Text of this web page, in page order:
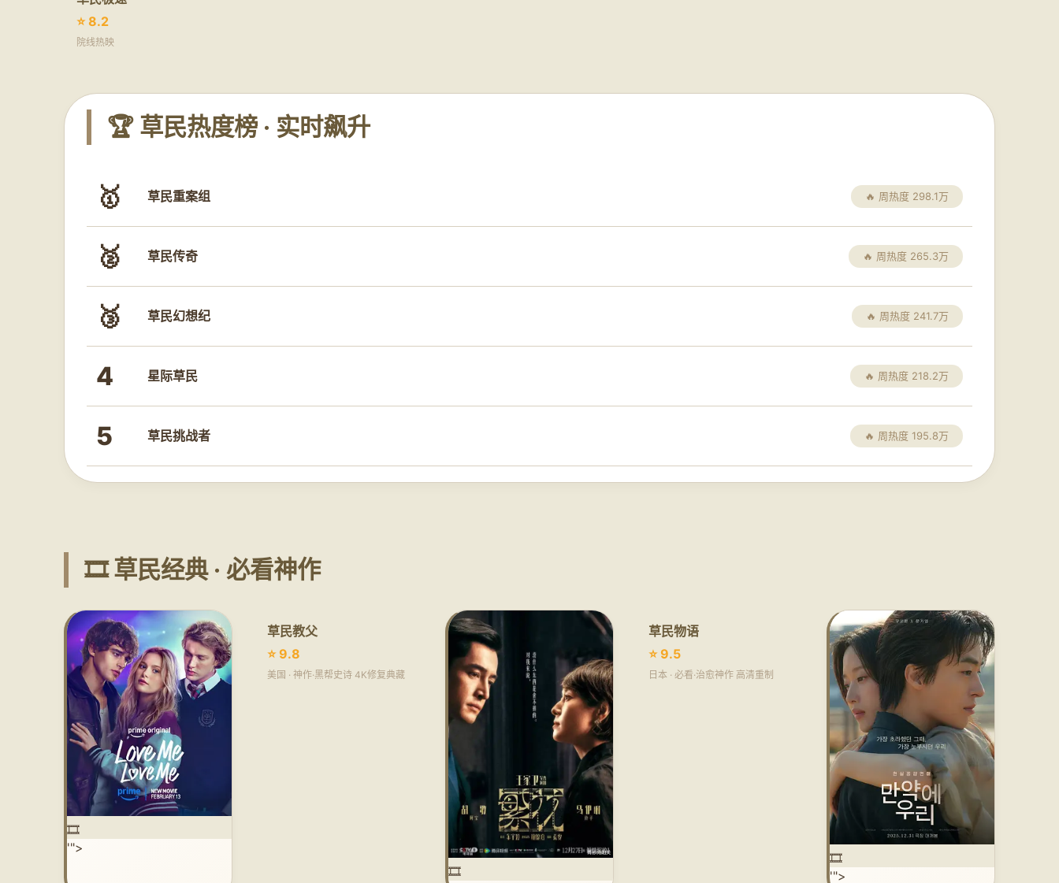
⭐ 8.2
院线热映
🏆 草民热度榜 · 实时飙升
🥇 草民重案组 🔥 周热度 298.1万
🥈 草民传奇 🔥 周热度 265.3万
🥉 草民幻想纪 🔥 周热度 241.7万
4 星际草民 🔥 周热度 218.2万
5 草民挑战者 🔥 周热度 195.8万
🎞️ 草民经典 · 必看神作
🎞️
'">
草民教父
⭐ 9.8
美国 · 神作·黑帮史诗 4K修复典藏
🎞️
草民物语
⭐ 9.5
日本 · 必看·治愈神作 高清重制
🎞️
'">